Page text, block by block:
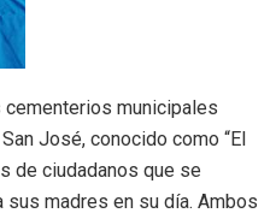
municipales
José, conocido como “El
de ciudadanos que se
sus madres en su día. Ambos